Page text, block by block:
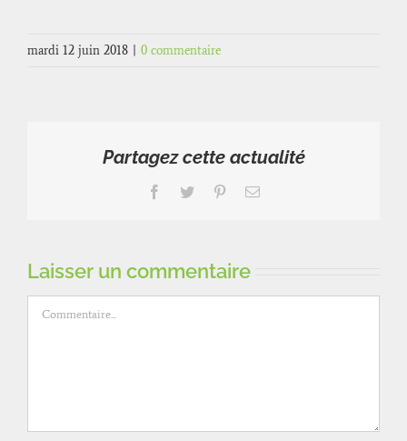
mardi 12 juin 2018 0 commentaire
Partagez cette actualité
Facebook
Twitter PinterestEmail
Laisser un commentaire
Commentaire